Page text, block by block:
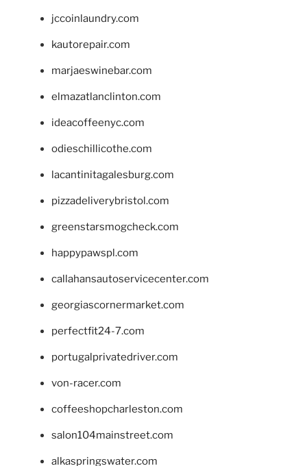
jccoinlaundry.com
kautorepair.com
marjaeswinebar.com
elmazatlanclinton.com
ideacoffeenyc.com
odieschillicothe.com
lacantinitagalesburg.com
pizzadeliverybristol.com
greenstarsmogcheck.com
happypawspl.com
callahansautoservicecenter.com
georgiascornermarket.com
perfectfit24-7.com
portugalprivatedriver.com
von-racer.com
coffeeshopcharleston.com
salon104mainstreet.com
alkaspringswater.com